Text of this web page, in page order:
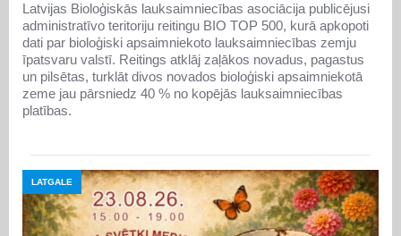
Latvijas Bioloģiskās lauksaimniecības asociācija publicējusi
administratīvo teritoriju reitingu BIO TOP 500, kurā apkopoti
dati par bioloģiski apsaimniekoto lauksaimniecības zemju
īpatsvaru valstī. Reitings atklāj zaļākos novadus, pagastus
un pilsētas, turklāt divos novados bioloģiski apsaimniekotā
zeme jau pārsniedz 40 % no kopējās lauksaimniecības
platības.
LATGALE